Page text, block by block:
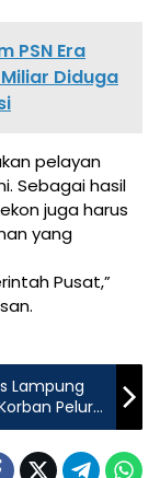
PSN Era
Diduga
pelayan
Sebagai hasil
juga harus
yang
Pusat,”
Lampung
Peluru